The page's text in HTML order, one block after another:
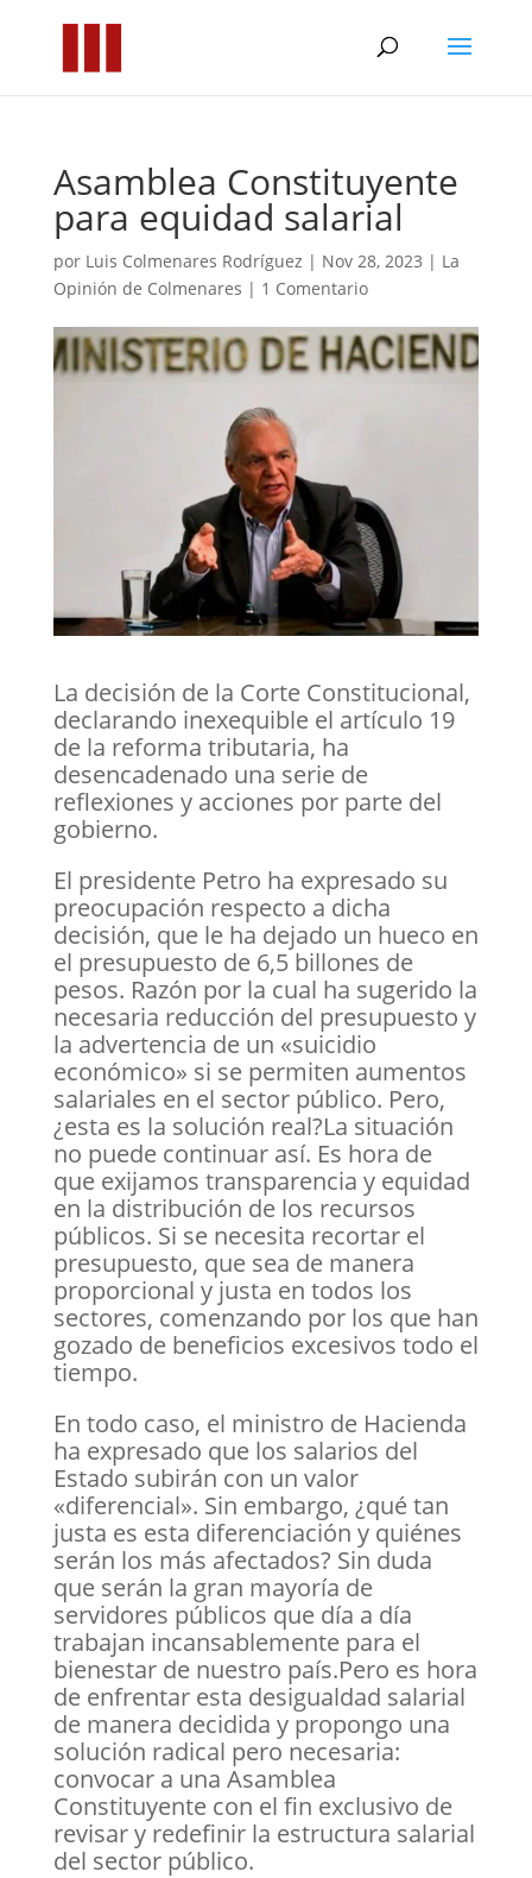
Asamblea Constituyente
para equidad salarial
por Luis Colmenares Rodríguez | Nov 28, 2023 | La
Opinión de Colmenares | 1 Comentario
La decisión de la Corte Constitucional,
declarando inexequible el artículo 19
de la reforma tributaria, ha
desencadenado una serie de
reflexiones y acciones por parte del
gobierno.
El presidente Petro ha expresado su
preocupación respecto a dicha
decisión, que le ha dejado un hueco en
el presupuesto de 6,5 billones de
pesos. Razón por la cual ha sugerido la
necesaria reducción del presupuesto y
la advertencia de un «suicidio
económico» si se permiten aumentos
salariales en el sector público. Pero,
¿esta es la solución real?La situación
no puede continuar así. Es hora de
que exijamos transparencia y equidad
en la distribución de los recursos
públicos. Si se necesita recortar el
presupuesto, que sea de manera
proporcional y justa en todos los
sectores, comenzando por los que han
gozado de beneficios excesivos todo el
tiempo.
En todo caso, el ministro de Hacienda
ha expresado que los salarios del
Estado subirán con un valor
«diferencial». Sin embargo, ¿qué tan
justa es esta diferenciación y quiénes
serán los más afectados? Sin duda
que serán la gran mayoría de
servidores públicos que día a día
trabajan incansablemente para el
bienestar de nuestro país.Pero es hora
de enfrentar esta desigualdad salarial
de manera decidida y propongo una
solución radical pero necesaria:
convocar a una Asamblea
Constituyente con el fin exclusivo de
revisar y redefinir la estructura salarial
del sector público.